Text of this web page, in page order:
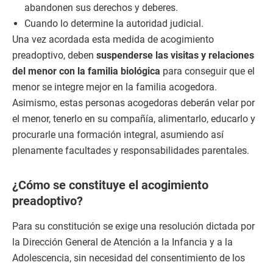
abandonen sus derechos y deberes.
Cuando lo determine la autoridad judicial.
Una vez acordada esta medida de acogimiento
preadoptivo, deben suspenderse las visitas y relaciones
del menor con la familia biológica para conseguir que el
menor se integre mejor en la familia acogedora.
Asimismo, estas personas acogedoras deberán velar por
el menor, tenerlo en su compañía, alimentarlo, educarlo y
procurarle una formación integral, asumiendo así
plenamente facultades y responsabilidades parentales.
¿Cómo se constituye el acogimiento
preadoptivo?
Para su constitución se exige una resolución dictada por
la Dirección General de Atención a la Infancia y a la
Adolescencia, sin necesidad del consentimiento de los